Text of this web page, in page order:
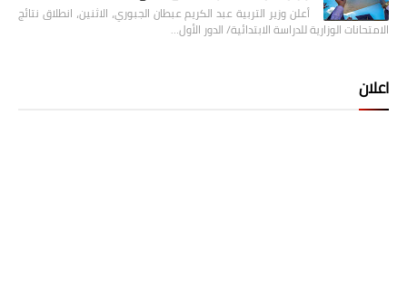
أعلن وزير التربية عبد الكريم عبطان الجبوري، الاثنين، انطلاق نتائج
الامتحانات الوزارية للدراسة الابتدائية/ الدور الأول…
اعلان